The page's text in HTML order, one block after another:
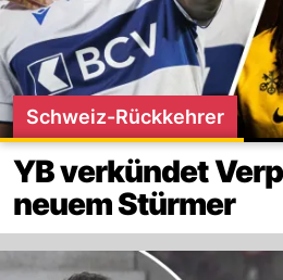
Schweiz-Rückkehrer
YB verkündet
neuem Stürmer